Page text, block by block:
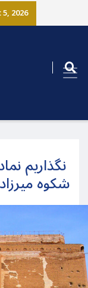
2026
نگذاریم
شکوه